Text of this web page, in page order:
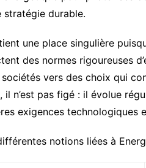
stratégie durable.
une place singulière
des normes rigoureuses
vers des choix qui
il n’est pas figé : il évolue
exigences technologiques
notions liées à